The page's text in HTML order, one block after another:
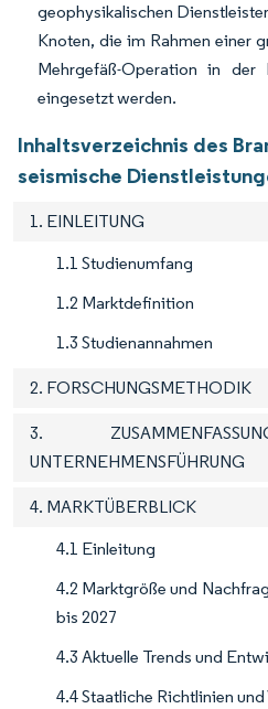
geophysikalischen
Knoten, die im Rahmen einer
Mehrgefäß-Operation in der
eingesetzt werden.
Inhaltsverzeichnis des
seismische
1. EINLEITUNG
1.1 Studienumfang
1.2 Marktdefinition
1.3 Studienannahmen
2. FORSCHUNGSMETHODIK
3.
UNTERNEHMENSFÜHRUNG
4. MARKTÜBERBLICK
4.1 Einleitung
4.2 Marktgröße und
bis 2027
4.3 Aktuelle Trends und
4.4 Staatliche Richtlinien